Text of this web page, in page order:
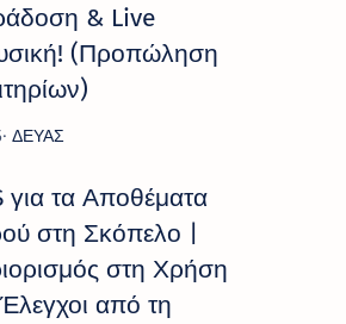
& Live
(Προπώληση
για τα Αποθέματα
στη Σκόπελο |
στη Χρήση
από τη